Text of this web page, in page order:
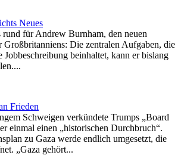
Neues
rund für Andrew Burnham, den neuen
Großbritanniens: Die zentralen Aufgaben, die
Jobbeschreibung beinhaltet, kann er bislang
Frieden
Schweigen verkündete Trumps „Board
einmal einen „historischen Durchbruch“.
zu Gaza werde endlich umgesetzt, die
„Gaza gehört...